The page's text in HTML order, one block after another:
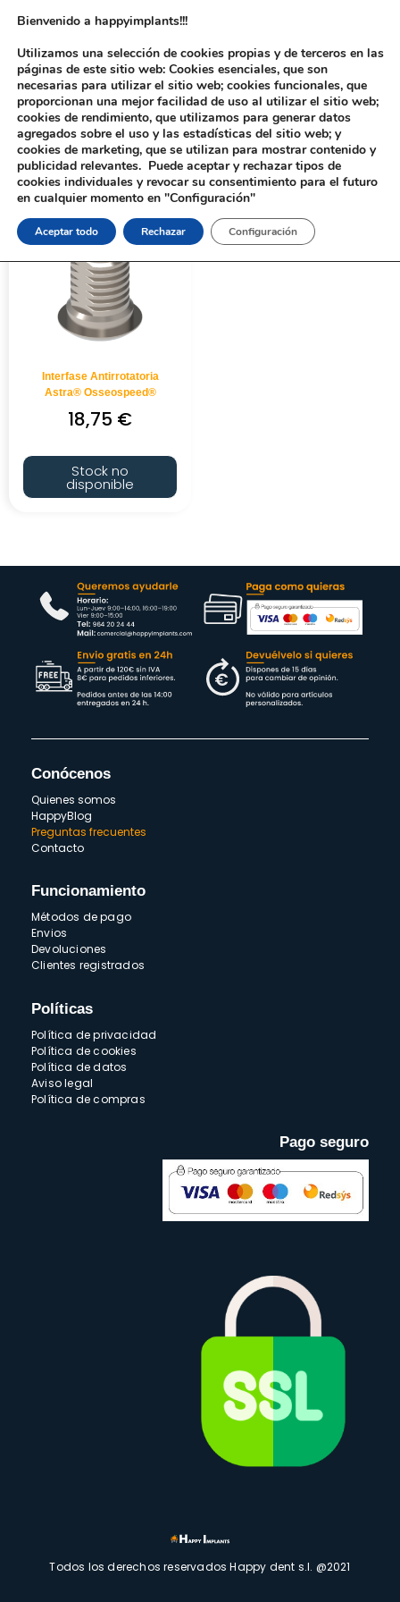
Inicio/ Productos etiquetados “190312”
Interfase Antirrotatoria
Astra® Osseospeed®
18,75 €
Stock no
disponible
Conócenos
Quienes somos
HappyBlog
Preguntas frecuentes
Contacto
Funcionamiento
Métodos de pago
Envios
Devoluciones
Clientes registrados
Políticas
Política de privacidad
Política de cookies
Política de datos
Aviso legal
Política de compras
Pago seguro
Todos los derechos reservados Happy dent s.l. @2021
Bienvenido a happyimplants!!!
Utilizamos una selección de cookies propias y de terceros en las
páginas de este sitio web: Cookies esenciales, que son
necesarias para utilizar el sitio web; cookies funcionales, que
proporcionan una mejor facilidad de uso al utilizar el sitio web;
cookies de rendimiento, que utilizamos para generar datos
agregados sobre el uso y las estadísticas del sitio web; y
cookies de marketing, que se utilizan para mostrar contenido y
publicidad relevantes. Puede aceptar y rechazar tipos de
cookies individuales y revocar su consentimiento para el futuro
en cualquier momento en "Configuración"
Aceptar todo Rechazar Configuración